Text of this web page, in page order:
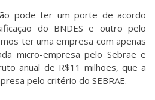
pode ter um porte de acordo
do BNDES e outro pelo
ter uma empresa com apenas
micro-empresa pelo Sebrae e
anual de R$11 milhões, que a
pelo critério do SEBRAE.